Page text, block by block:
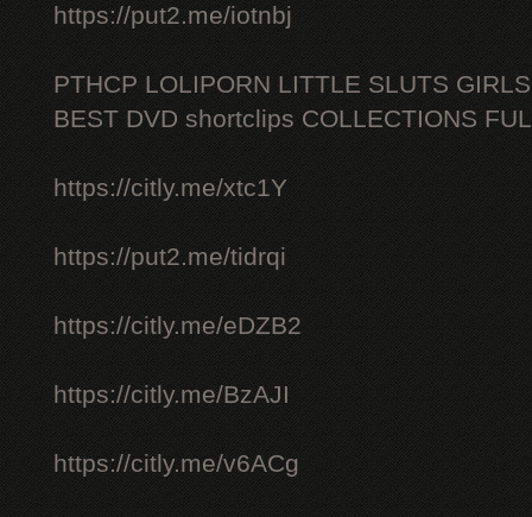
https://put2.me/iotnbj
PTHCP LOLIPORN LITTLE SLUTS
BEST DVD shortclips COLLECTIONS
https://citly.me/xtc1Y
https://put2.me/tidrqi
https://citly.me/eDZB2
https://citly.me/BzAJI
https://citly.me/v6ACg